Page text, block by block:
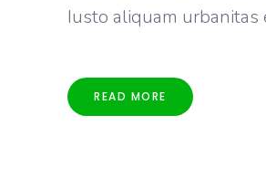
Iusto aliquam urbanitas
READ MORE